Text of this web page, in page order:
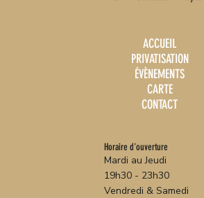
ACCUEIL
PRIVATISATION
ÉVÈNEMENTS
CARTE
CONTACT
Horaire d'ouverture
Mardi au Jeudi
19h30 - 23h30
Vendredi & Samedi